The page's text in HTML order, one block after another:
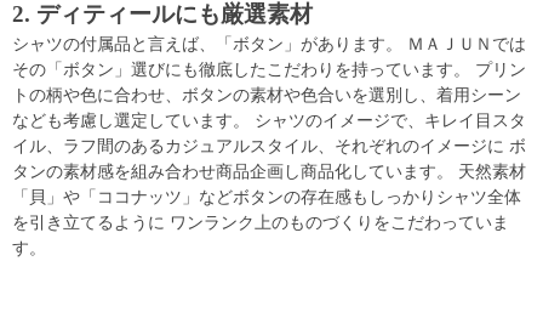
2. ディティールにも厳選素材
シャツの付属品と言えば、「ボタン」があります。 ＭＡＪＵＮでは
その「ボタン」選びにも徹底したこだわりを持っています。 プリン
トの柄や色に合わせ、ボタンの素材や色合いを選別し、着用シーン
なども考慮し選定しています。 シャツのイメージで、キレイ目スタ
イル、ラフ間のあるカジュアルスタイル、それぞれのイメージに ボ
タンの素材感を組み合わせ商品企画し商品化しています。 天然素材
「貝」や「ココナッツ」などボタンの存在感もしっかりシャツ全体
を引き立てるように ワンランク上のものづくりをこだわっていま
す。